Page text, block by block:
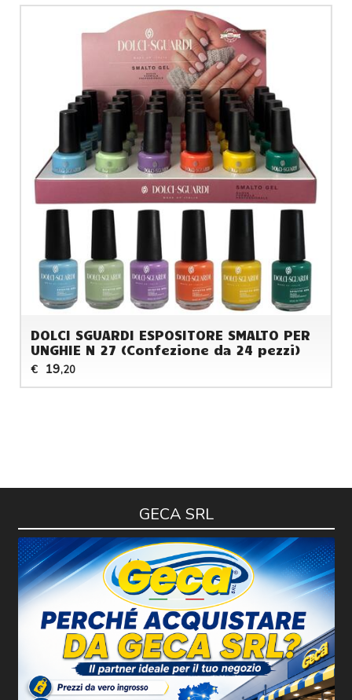
DOLCI SGUARDI ESPOSITORE SMALTO PER
UNGHIE N 27 (Confezione da 24 pezzi)
€ 19,20
GECA SRL